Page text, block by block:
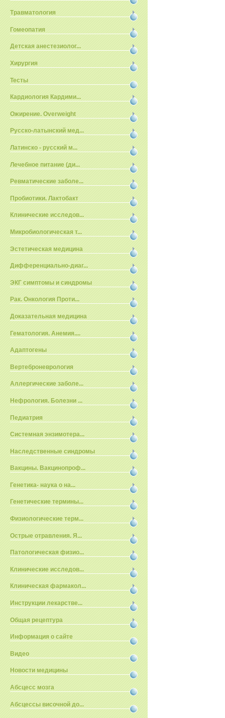
Травматология
Гомеопатия
Детская анестезиолог...
Хирургия
Тесты
Кардиология Кардими...
Ожирение. Overweight
Русско-латынский мед...
Латинско - русский м...
Лечебное питание (ди...
Ревматические заболе...
Пробиотики. Лактобакт
Клинические исследов...
Микробиологическая т...
Эстетическая медицина
Дифференциально-диаг...
ЭКГ симптомы и синдромы
Рак. Онкология Проти...
Доказательная медицина
Гематология. Анемия....
Адаптогены
Вертеброневрология
Аллергические заболе...
Нефрология. Болезни ...
Педиатрия
Системная энзимотера...
Наследственные синдромы
Вакцины. Вакцинопроф...
Генетика- наука о на...
Генетические термины...
Физиологические терм...
Острые отравления. Я...
Патологическая физио...
Клинические исследов...
Клиническая фармакол...
Инструкции лекарстве...
Общая рецептура
Информация о сайте
Видео
Новости медицины
Абсцесс мозга
Абсцессы височной до...